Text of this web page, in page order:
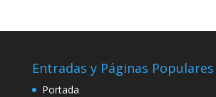
Entradas y Páginas Populares
Portada